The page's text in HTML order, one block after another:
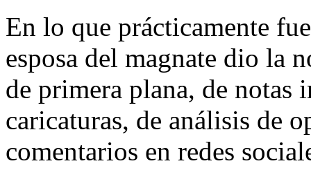
En lo que prácticamente
esposa del magnate dio la
de primera plana, de notas
caricaturas, de análisis de
comentarios en redes